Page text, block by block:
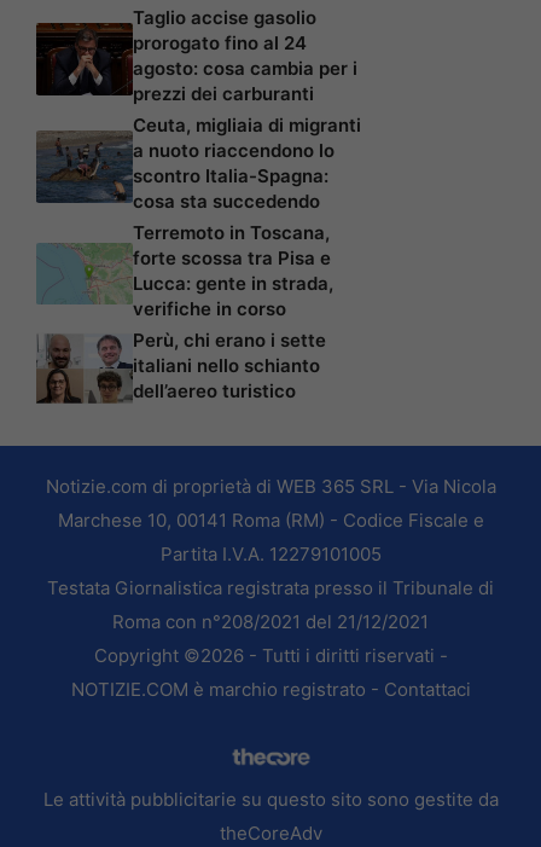
Taglio accise gasolio
prorogato fino al 24
agosto: cosa cambia per i
prezzi dei carburanti
Ceuta, migliaia di migranti
a nuoto riaccendono lo
scontro Italia-Spagna:
cosa sta succedendo
Terremoto in Toscana,
forte scossa tra Pisa e
Lucca: gente in strada,
verifiche in corso
Perù, chi erano i sette
italiani nello schianto
dell’aereo turistico
Notizie.com di proprietà di WEB 365 SRL - Via Nicola
Marchese 10, 00141 Roma (RM) - Codice Fiscale e
Partita I.V.A. 12279101005
Testata Giornalistica registrata presso il Tribunale di
Roma con n°208/2021 del 21/12/2021
Copyright ©2026 - Tutti i diritti riservati -
NOTIZIE.COM è marchio registrato - Contattaci
Le attività pubblicitarie su questo sito sono gestite da
theCoreAdv